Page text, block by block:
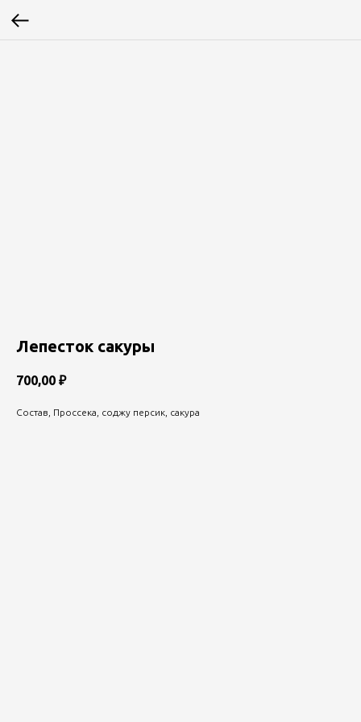
Лепесток сакуры
700,00 ₽
Состав, Проссека, соджу персик, сакура